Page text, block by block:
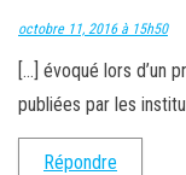
octobre 11, 2016 à 15h50
[…] évoqué lors d’un
publiées par les
Répondre